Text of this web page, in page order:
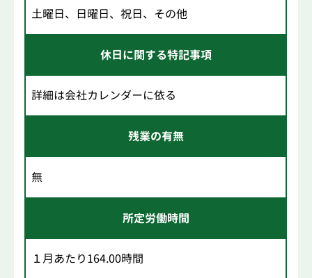
土曜日、日曜日、祝日、その他
休日に関する特記事項
詳細は会社カレンダーに依る
残業の有無
無
所定労働時間
１月あたり164.00時間